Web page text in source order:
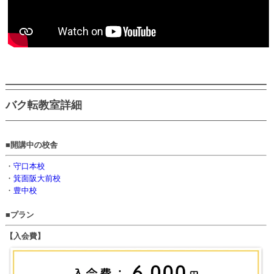
バク転教室詳細
■開講中の校舎
・ 守口本校
・ 箕面阪大前校
・ 豊中校
■プラン
【入会費】